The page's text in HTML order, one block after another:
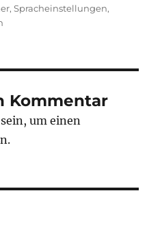
,Spracheinstellungen,
Kommentar
sein, um einen